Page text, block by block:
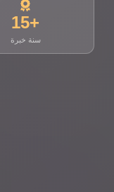
+15
سنة خبرة